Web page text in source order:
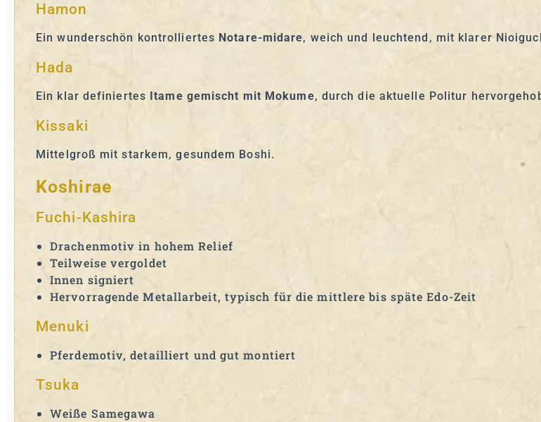
Hamon
Ein wunderschön kontrolliertes Notare-midare, weich und leuchtend, mit klarer
Hada
Ein klar definiertes Itame gemischt mit Mokume, durch die aktuelle Politur
Kissaki
Mittelgroß mit starkem, gesundem Boshi.
Koshirae
Fuchi-Kashira
Drachenmotiv in hohem Relief
Teilweise vergoldet
Innen signiert
Hervorragende Metallarbeit, typisch für die mittlere bis späte Edo-Zeit
Menuki
Pferdemotiv, detailliert und gut montiert
Tsuka
Weiße Samegawa